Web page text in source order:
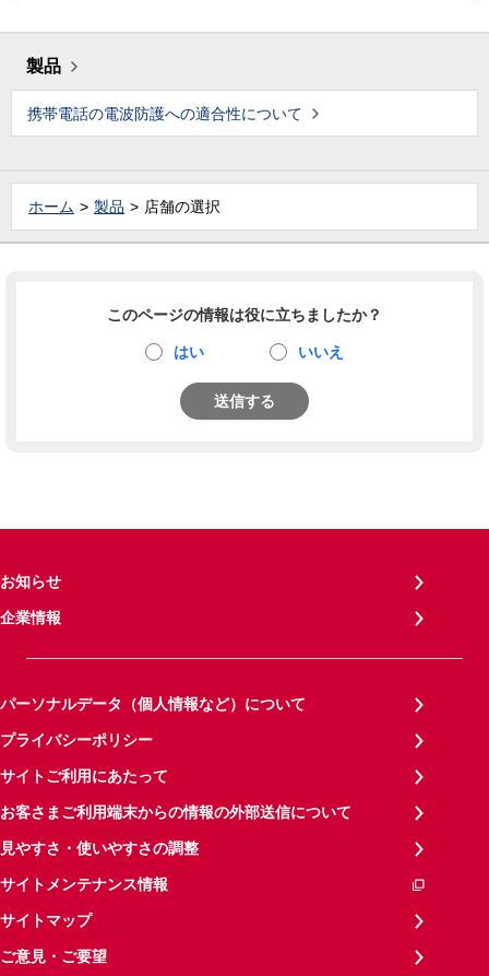
製品
携帯電話の電波防護への適合性について
ホーム 製品 店舗の選択
このページの情報は役に立ちましたか？
はい いいえ
送信する
お知らせ
企業情報
パーソナルデータ（個人情報など）について
プライバシーポリシー
サイトご利用にあたって
お客さまご利用端末からの情報の外部送信について
見やすさ・使いやすさの調整
サイトメンテナンス情報
サイトマップ
ご意見・ご要望